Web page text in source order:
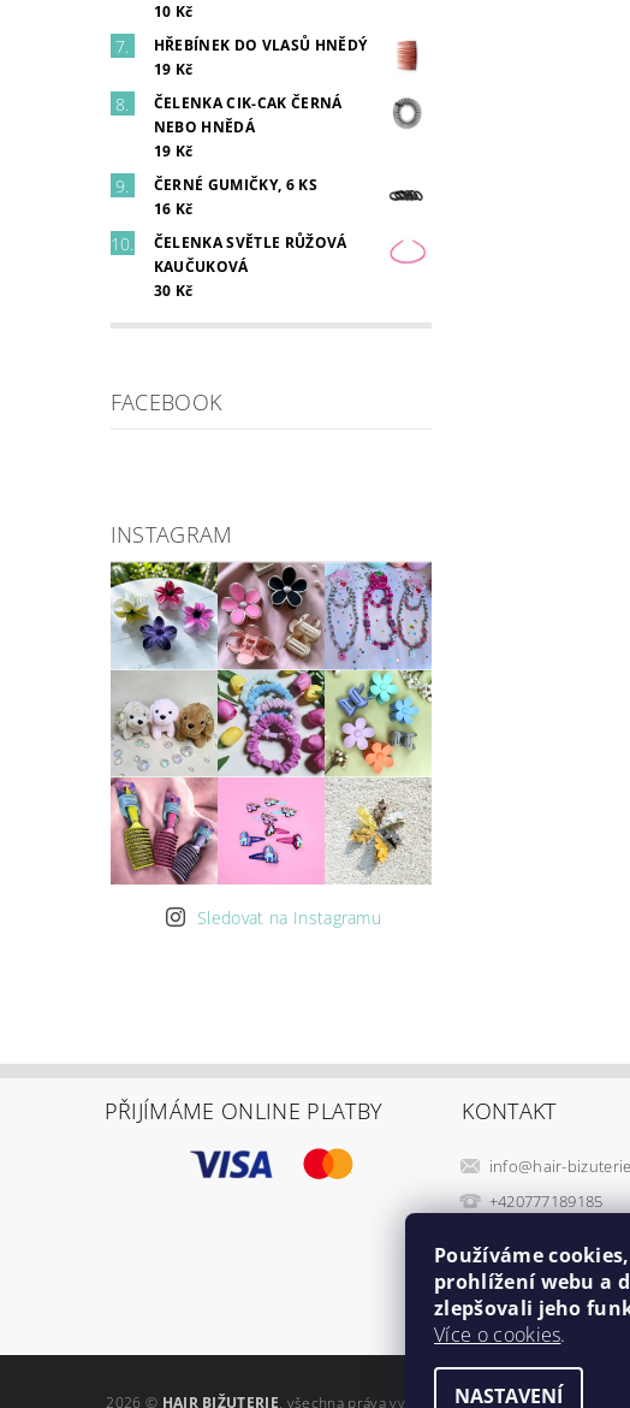
10 Kč
HŘEBÍNEK DO VLASŮ HNĚDÝ
19 Kč
ČELENKA CIK-CAK ČERNÁ
NEBO HNĚDÁ
19 Kč
ČERNÉ GUMIČKY, 6 KS
16 Kč
ČELENKA SVĚTLE RŮŽOVÁ
KAUČUKOVÁ
30 Kč
FACEBOOK
INSTAGRAM
Sledovat na Instagramu
PŘIJÍMÁME ONLINE PLATBY KONTAKT
info@hair-
+420777189185
2026 © HAIR BIŽUTERIE, všechna práva vyhrazena
Používáme
prohlížení webu a
zlepšovali jeho
Více o cookies.
NASTAVENÍ